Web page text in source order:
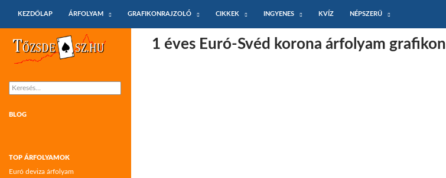
KEZDŐLAP
ÁRFOLYAM GRAFIKONRAJZOLÓ CIKKEK INGYENES KVÍZ NÉPSZERŰ
1 éves Euró-Svéd korona árfolyam grafikon
Tőzsdeász.hu – árfolyamok és árfolyam
grafikonok
Keresés:
BLOG
TOP ÁRFOLYAMOK
Euró deviza árfolyam